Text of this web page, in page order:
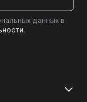
данных в
.